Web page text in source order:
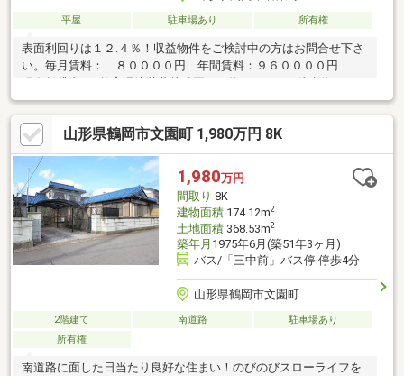
平屋 駐車場あり 所有権
表面利回りは１２.４％！収益物件をご検討中の方はお問合せ下さ
い。毎月賃料： ８００００円 年間賃料：９６００００円 ◆
分）朝暘第三小学校まで約６５０ｍ（徒歩約９分）■買い物環境
主婦の店 ＩＺＭＯ新斎店まで約８９０ｍ（徒歩約１２分）ドラ
ッグ・トップスＩＺＭＯ店まで約６００ｍ（徒歩約８分ローソン
鶴岡若葉町店まで約７９０ｍ（徒歩約１０分）■医療・公的環境
鶴岡市立荘内病院まで約９３０ｍ（徒歩約１２分）
山形県鶴岡市文園町 1,980万円 8K
1,980万円
間取り 8K
建物面積174.12m2
土地面積368.53m2
築年月 1975年6月(築51年3ヶ月)
バス/「三中前」バス停 停歩4分
山形県鶴岡市文園町
2階建て 南道路
駐車場あり
所有権
南道路に面した日当たり良好な住まい！のびのびスローライフを